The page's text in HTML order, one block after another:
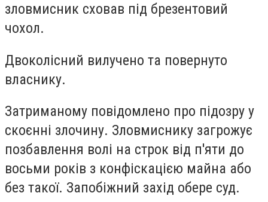
зловмисник сховав під брезентовий
чохол.
Двоколісний вилучено та повернуто
власнику.
Затриманому повідомлено про підозру у
скоєнні злочину. Зловмиснику загрожує
позбавлення волі на строк від п'яти до
восьми років з конфіскацією майна або
без такої. Запобіжний захід обере суд.